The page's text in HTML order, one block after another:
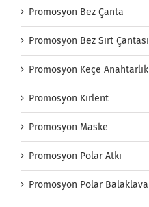
Promosyon Bez Çanta
Promosyon Bez Sırt Çantası
Promosyon Keçe Anahtarlık
Promosyon Kırlent
Promosyon Maske
Promosyon Polar Atkı
Promosyon Polar Balaklava